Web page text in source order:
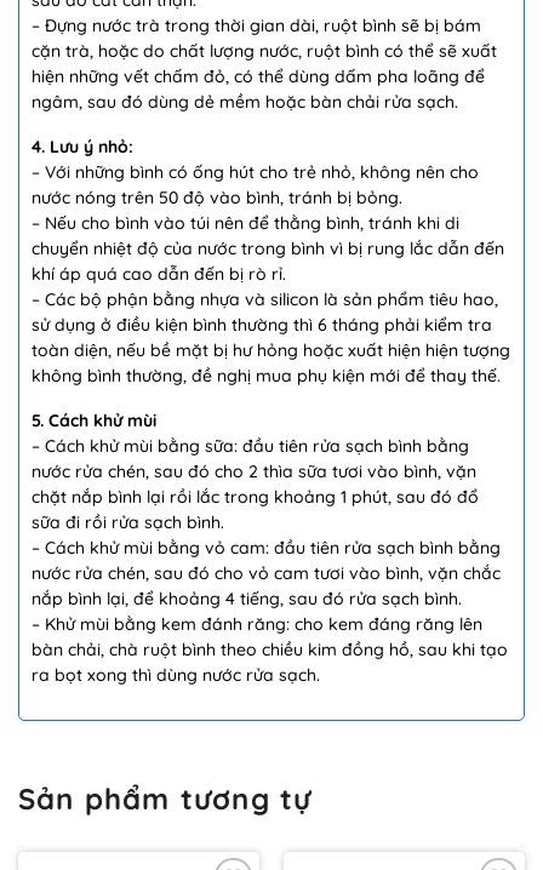
– Đựng nước trà trong thời gian dài, ruột bình sẽ bị bám
cặn trà, hoặc do chất lượng nước, ruột bình có thể sẽ xuất
hiện những vết chấm đỏ, có thể dùng dấm pha loãng để
ngâm, sau đó dùng dẻ mềm hoặc bàn chải rửa sạch.
4. Lưu ý nhỏ:
– Với những bình có ống hút cho trẻ nhỏ, không nên cho
nước nóng trên 50 độ vào bình, tránh bị bỏng.
– Nếu cho bình vào túi nên để thằng bình, tránh khi di
chuyển nhiệt độ của nước trong bình vì bị rung lắc dẫn đến
khí áp quá cao dẫn đến bị rò rỉ.
– Các bộ phận bằng nhựa và silicon là sản phẩm tiêu hao,
sử dụng ở điều kiện bình thường thì 6 tháng phải kiểm tra
toàn diện, nếu bề mặt bị hư hỏng hoặc xuất hiện hiện tượng
không bình thường, đề nghị mua phụ kiện mới để thay thế.
5. Cách khử mùi
– Cách khử mùi bằng sữa: đầu tiên rửa sạch bình bằng
nước rửa chén, sau đó cho 2 thìa sữa tươi vào bình, vặn
chặt nắp bình lại rồi lắc trong khoảng 1 phút, sau đó đổ
sữa đi rồi rửa sạch bình.
– Cách khử mùi bằng vỏ cam: đầu tiên rửa sạch bình bằng
nước rửa chén, sau đó cho vỏ cam tươi vào bình, vặn chắc
nắp bình lại, để khoảng 4 tiếng, sau đó rửa sạch bình.
– Khử mùi bằng kem đánh răng: cho kem đáng răng lên
bàn chải, chà ruột bình theo chiều kim đồng hồ, sau khi tạo
ra bọt xong thì dùng nước rửa sạch.
Sản phẩm tương tự